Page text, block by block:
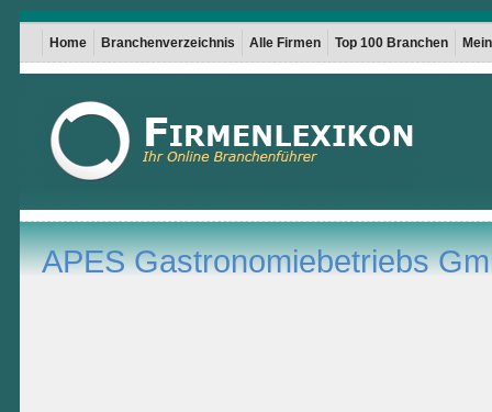
Home Branchenverzeichnis Alle Firmen Top 100 Branchen
APES Gastronomiebetriebs